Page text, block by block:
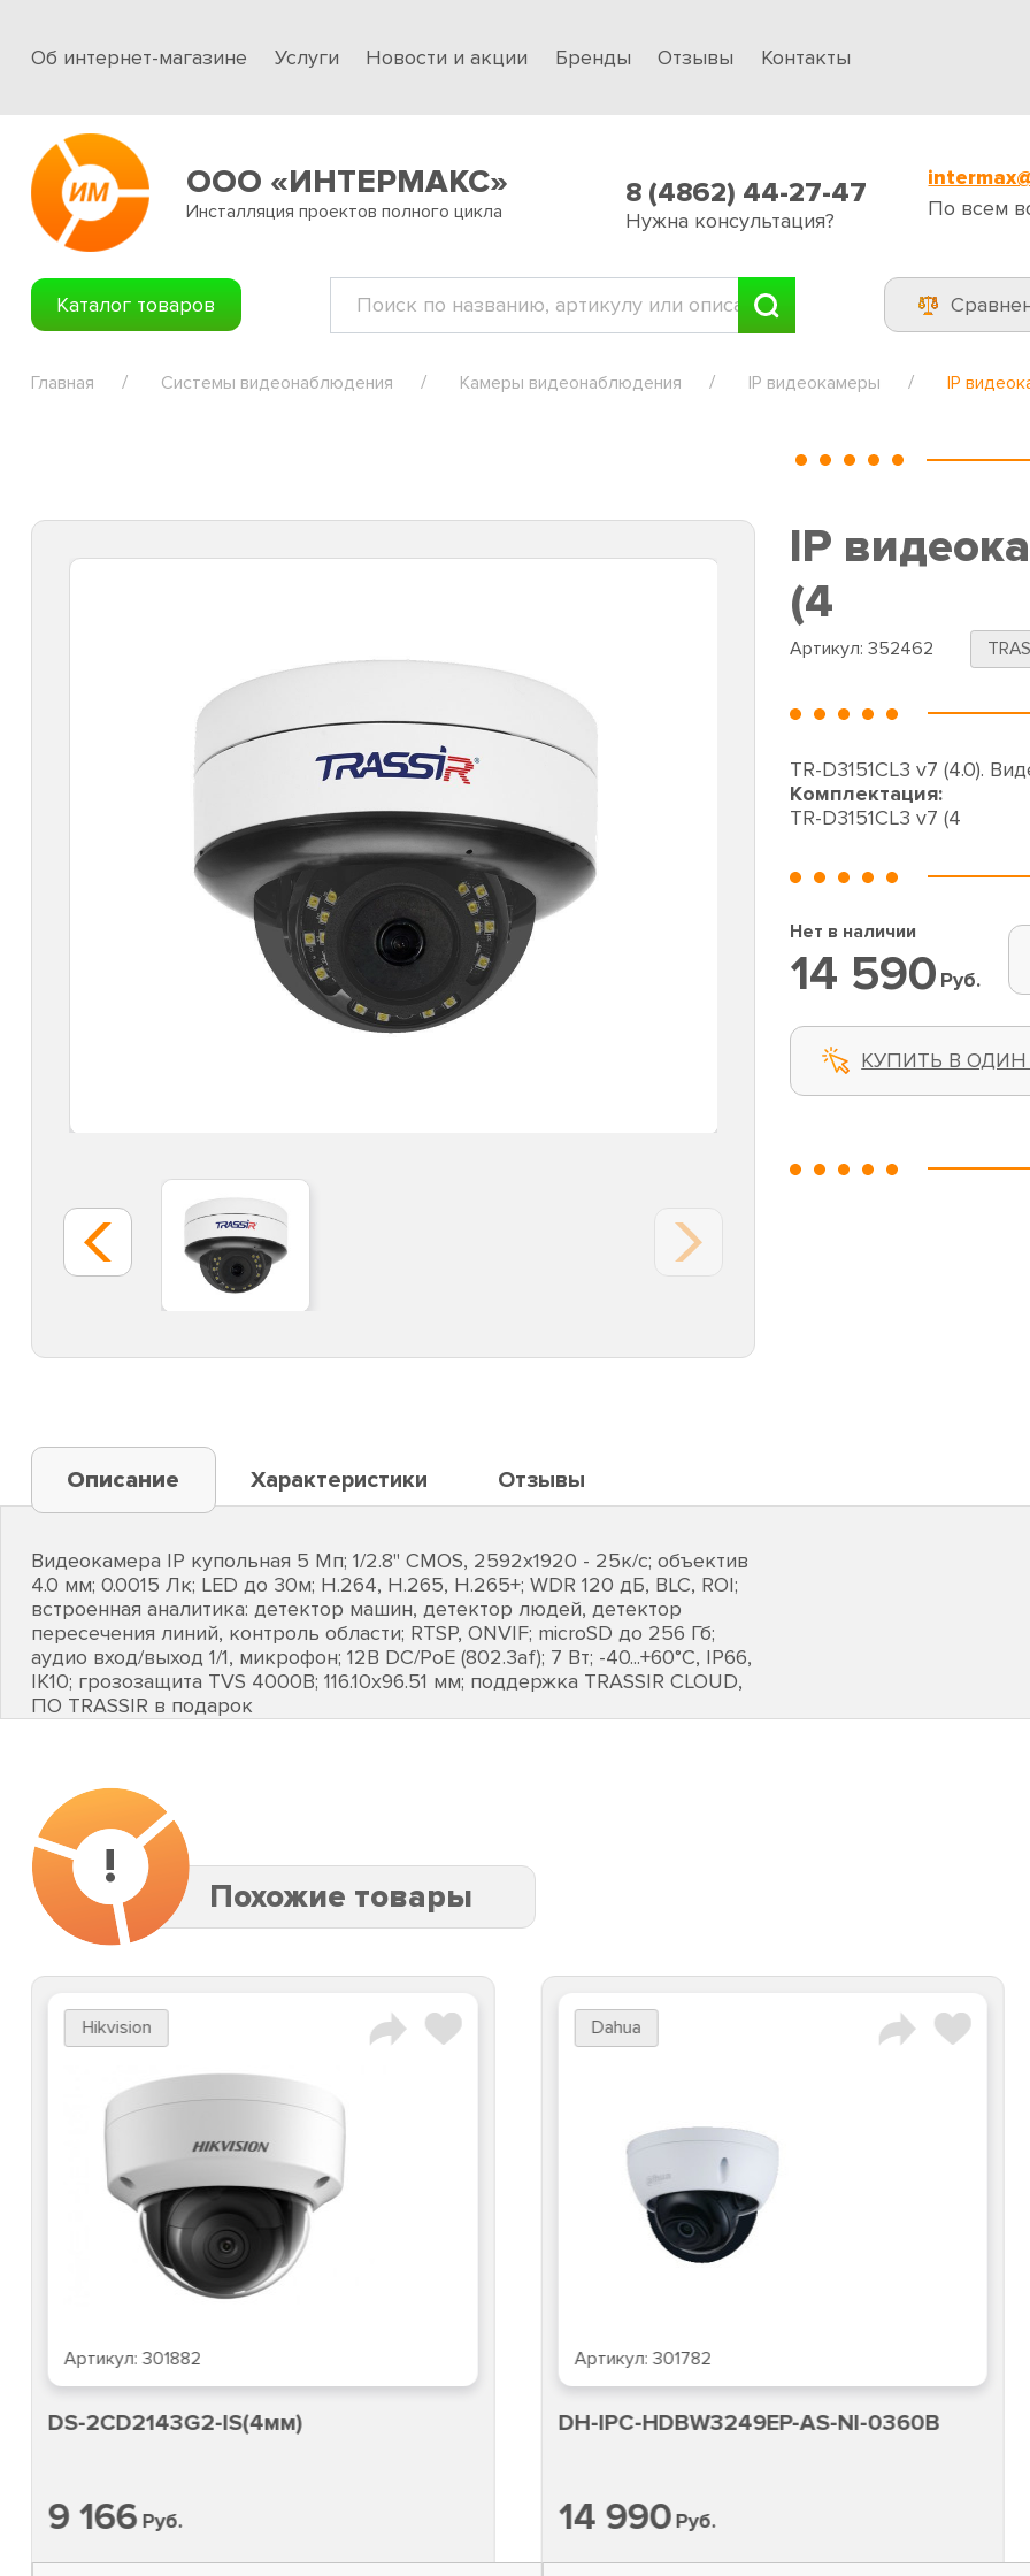
Об интернет-магазине Услуги Новости и акции Бренды Отзывы Контакты
ООО «ИНТЕРМАКС»
Инсталляция проектов полного цикла
8 (4862) 44-27-47
Нужна консультация?
По всем
Каталог товаров
Главная Системы видеонаблюдения Камеры видеонаблюдения IP видеокамеры IP
IP
(4
Артикул: 352462
TR-D3151CL3 v7 (4.0).
Комплектация:
TR-D3151CL3 v7 (4
Нет в наличии
14 590 Руб.
КУПИТЬ В
Описание Характеристики Отзывы
Видеокамера IP купольная 5 Мп; 1/2.8" CMOS, 2592х1920 - 25к/с; объектив
4.0 мм; 0.0015 Лк; LED до 30м; H.264, H.265, H.265+; WDR 120 дБ, BLC, ROI;
встроенная аналитика: детектор машин, детектор людей, детектор
пересечения линий, контроль области; RTSP, ONVIF; microSD до 256 Гб;
аудио вход/выход 1/1, микрофон; 12В DC/PoE (802.3af); 7 Вт; -40...+60°C, IP66,
IK10; грозозащита TVS 4000В; 116.10х96.51 мм; поддержка TRASSIR CLOUD,
ПО TRASSIR в подарок
!
Похожие товары
Hikvision
Артикул:301882
DS-2CD2143G2-IS(4мм)
9 166Руб.
Dahua
Артикул:301782
DH-IPC-HDBW3249EP-AS-NI-0360B
14 990Руб.